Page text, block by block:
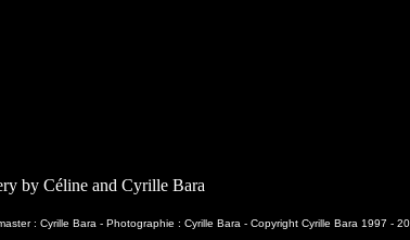
by Céline and Cyrille Bara
: Cyrille Bara - Photographie : Cyrille Bara - Copyright Cyrille Bara 1997 -